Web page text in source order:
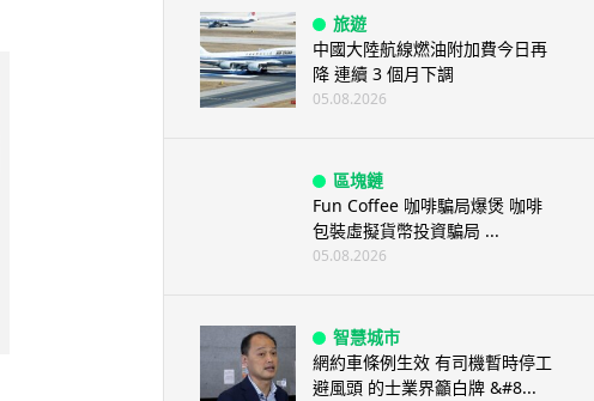
旅遊
中國大陸航線燃油附加費今日再
降 連續 3 個月下調
05.08.2026
區塊鏈
Fun Coffee 咖啡騙局爆煲 咖啡
包裝虛擬貨幣投資騙局 ...
05.08.2026
智慧城市
網約車條例生效 有司機暫時停工
避風頭 的士業界籲白牌 &#8...